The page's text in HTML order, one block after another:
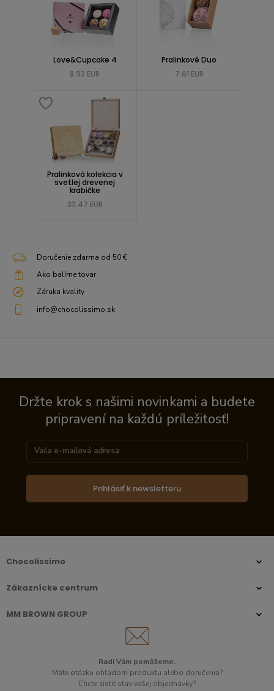
Love&Cupcake 4
8.93 EUR
Pralinkové Duo
7.61 EUR
Pralinková kolekcia v
svetlej drevenej
krabičke
33.47 EUR
Doručenie zdarma od 50 €
Ako balíme tovar
Záruka kvality
info@chocolissimo.sk
Držte krok s našimi novinkami a budete
pripravení na každú príležitosť!
Prihlásiť k newsletteru
Chocolissimo
Zákaznícke centrum
MM BROWN GROUP
Radi Vám pomôžeme.​
Máte otázku ohľadom produktu alebo doručenia?
Chcte zistiť stav vašej objednávky?